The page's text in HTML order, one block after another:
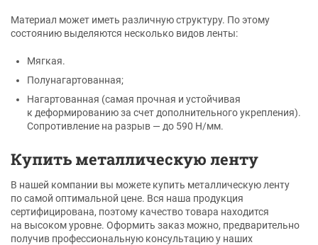
Материал может иметь различную структуру. По этому
состоянию выделяются несколько видов ленты:
Мягкая.
Полунагартованная;
Нагартованная (самая прочная и устойчивая
к деформированию за счет дополнительного укрепления).
Сопротивление на разрыв — до 590 Н/мм.
Купить металлическую ленту
В нашей компании вы можете купить металлическую ленту
по самой оптимальной цене. Вся наша продукция
сертифицирована, поэтому качество товара находится
на высоком уровне. Оформить заказ можно, предварительно
получив профессиональную консультацию у наших